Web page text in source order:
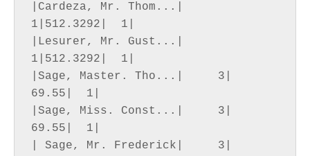
|Cardeza, Mr. Thom...|
1|512.3292|  1|
|Lesurer, Mr. Gust...|
1|512.3292|  1|
|Sage, Master. Tho...|     3|
69.55|  1|
|Sage, Miss. Const...|     3|
69.55|  1|
| Sage, Mr. Frederick|     3|